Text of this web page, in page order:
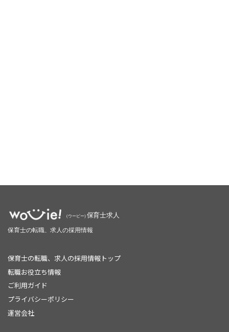
保育士の転職、求人の採用情報トップ
転職お役立ち情報
ご利用ガイド
プライバシーポリシー
運営会社